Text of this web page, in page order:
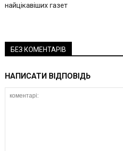
найцікавіших газет
БЕЗ КОМЕНТАРІВ
НАПИСАТИ ВІДПОВІДЬ